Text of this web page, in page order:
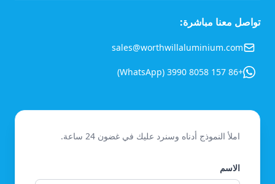
تواصل معنا مباشرة:
sales@worthwillaluminium.com
+86 157 8058 3990 (WhatsApp)
املأ النموذج أدناه وسنرد عليك في غضون 24 ساعة.
الاسم